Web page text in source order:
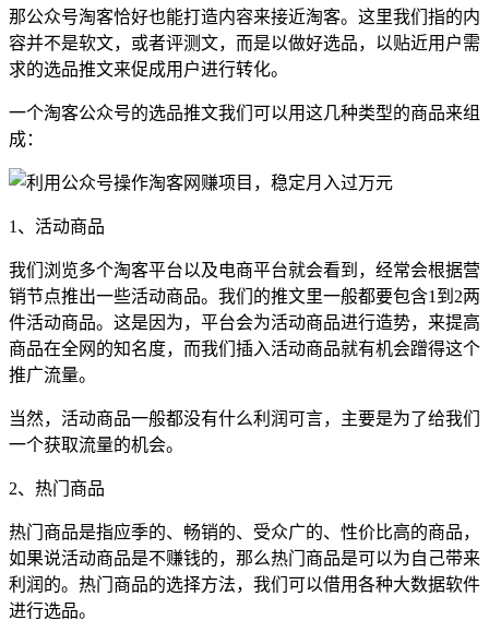
那公众号淘客恰好也能打造内容来接近淘客。这里我们指的内
容并不是软文，或者评测文，而是以做好选品，以贴近用户需
求的选品推文来促成用户进行转化。
一个淘客公众号的选品推文我们可以用这几种类型的商品来组
成：
1、活动商品
我们浏览多个淘客平台以及电商平台就会看到，经常会根据营
销节点推出一些活动商品。我们的推文里一般都要包含1到2两
件活动商品。这是因为，平台会为活动商品进行造势，来提高
商品在全网的知名度，而我们插入活动商品就有机会蹭得这个
推广流量。
当然，活动商品一般都没有什么利润可言，主要是为了给我们
一个获取流量的机会。
2、热门商品
热门商品是指应季的、畅销的、受众广的、性价比高的商品，
如果说活动商品是不赚钱的，那么热门商品是可以为自己带来
利润的。热门商品的选择方法，我们可以借用各种大数据软件
进行选品。